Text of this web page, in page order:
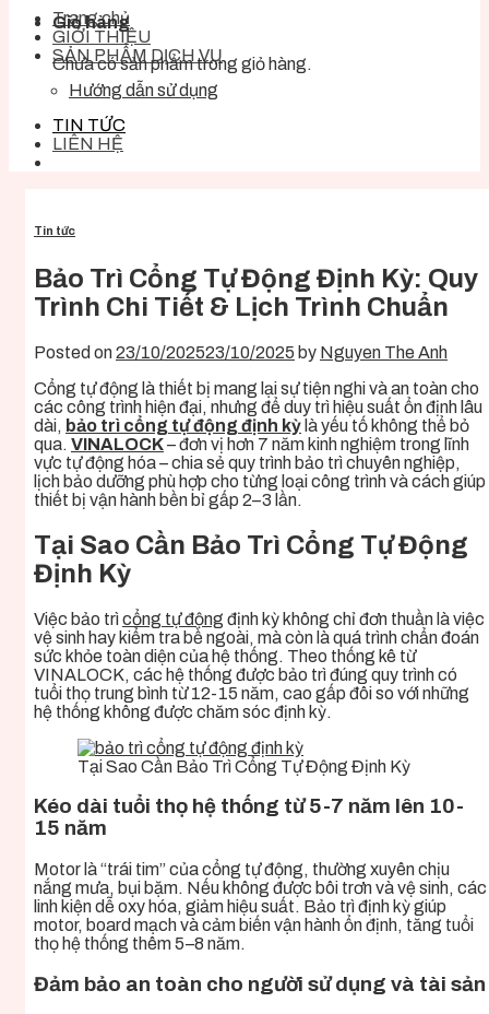
Giỏ hàng
Chưa có sản phẩm trong giỏ hàng.
Trang chủ
GIỚI THIỆU
SẢN PHẨM DỊCH VỤ
Hướng dẫn sử dụng
TIN TỨC
LIÊN HỆ
Tin tức
Bảo Trì Cổng Tự Động Định Kỳ: Quy
Trình Chi Tiết & Lịch Trình Chuẩn
Posted on23/10/202523/10/2025 by Nguyen The Anh
Cổng tự động là thiết bị mang lại sự tiện nghi và an toàn cho
các công trình hiện đại, nhưng để duy trì hiệu suất ổn định lâu
dài, bảo trì cổng tự động định kỳ là yếu tố không thể bỏ
qua. VINALOCK– đơn vị hơn 7 năm kinh nghiệm trong lĩnh
vực tự động hóa – chia sẻ quy trình bảo trì chuyên nghiệp,
lịch bảo dưỡng phù hợp cho từng loại công trình và cách giúp
thiết bị vận hành bền bỉ gấp 2–3 lần.
Tại Sao Cần Bảo Trì Cổng Tự Động
Định Kỳ
Việc bảo trìcổng tự động định kỳ không chỉ đơn thuần là việc
vệ sinh hay kiểm tra bề ngoài, mà còn là quá trình chẩn đoán
sức khỏe toàn diện của hệ thống. Theo thống kê từ
VINALOCK, các hệ thống được bảo trì đúng quy trình có
tuổi thọ trung bình từ 12-15 năm, cao gấp đôi so với những
hệ thống không được chăm sóc định kỳ.
Tại Sao Cần Bảo Trì Cổng Tự Động Định Kỳ
Kéo dài tuổi thọ hệ thống từ 5-7 năm lên 10-
15 năm
Motor là “trái tim” của cổng tự động, thường xuyên chịu
nắng mưa, bụi bặm. Nếu không được bôi trơn và vệ sinh, các
linh kiện dễ oxy hóa, giảm hiệu suất. Bảo trì định kỳ giúp
motor, board mạch và cảm biến vận hành ổn định, tăng tuổi
thọ hệ thống thêm 5–8 năm.
Đảm bảo an toàn cho người sử dụng và tài sản